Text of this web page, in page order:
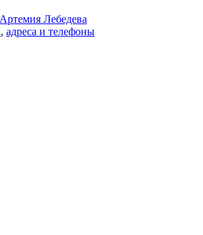
Лебедева
, адреса и телефоны